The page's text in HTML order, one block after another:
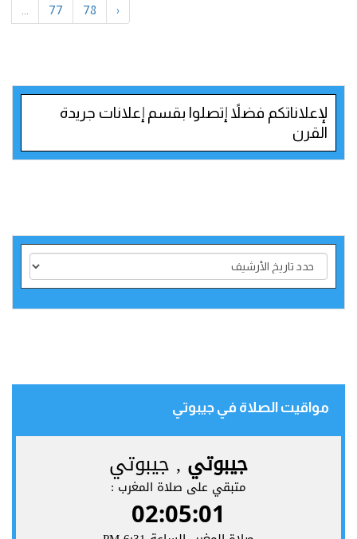
77 78 ›
لإعلاناتكم فضلاً إتصلوا بقسم إعلانات جريدة
القرن
مواقيت الصلاة في جيبوتي‎